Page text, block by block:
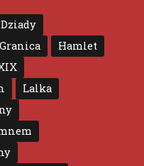
Dziady
Granica
Hamlet
Lalka